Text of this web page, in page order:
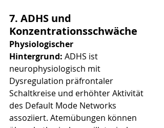
7. ADHS und
Konzentrationsschwäche
Physiologischer
Hintergrund: ADHS ist
neurophysiologisch mit
Dysregulation präfrontaler
Schaltkreise und erhöhter Aktivität
des Default Mode Networks
assoziiert. Atemübungen können